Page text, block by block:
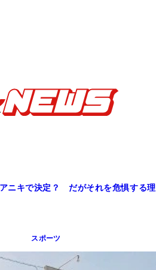
ニキで決定？ だがそれを危惧する理
スポーツ